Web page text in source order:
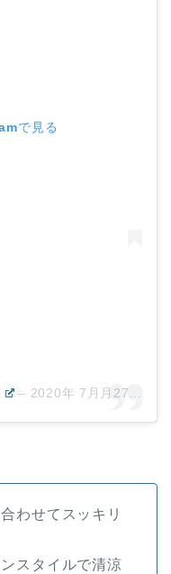
で見る
– 2020年 7月月27日午後2時53分PDT
わせてスッキリ
スタイルで清涼